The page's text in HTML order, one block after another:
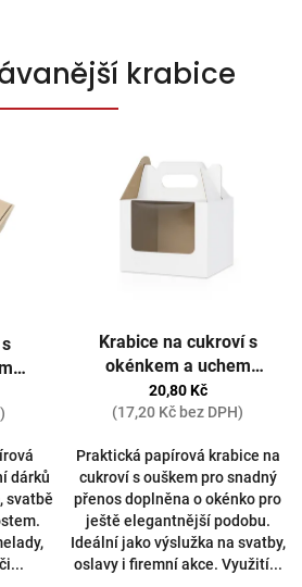
krabice
dárků
svatbě
Krabice na cukroví s
okénkem a uchem
150x150x110 BÍLÁ 20 ks
20,80 Kč
(17,20 Kč bez DPH)
Praktická papírová krabice na
cukroví s ouškem pro snadný
přenos doplněna o okénko pro
ještě elegantnější podobu.
Ideální jako výslužka na svatby,
oslavy i firemní akce. Využití...